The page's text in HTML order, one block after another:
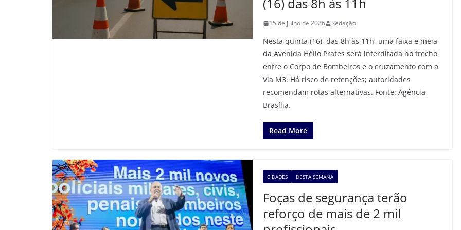
15 de julho de 2026 Redação
Nesta quinta (16), das 8h às 11h, uma faixa e meia
da Avenida Hélio Prates será interditada no trecho
entre o Corpo de Bombeiros e o cruzamento com a
Via M3. Há risco de retenções; autoridades
recomendam rotas alternativas. Fonte: Agência
Brasília.
Read More
CIDADES DESTA SEMANA
Foças de segurança terão
reforço de mais de 2 mil